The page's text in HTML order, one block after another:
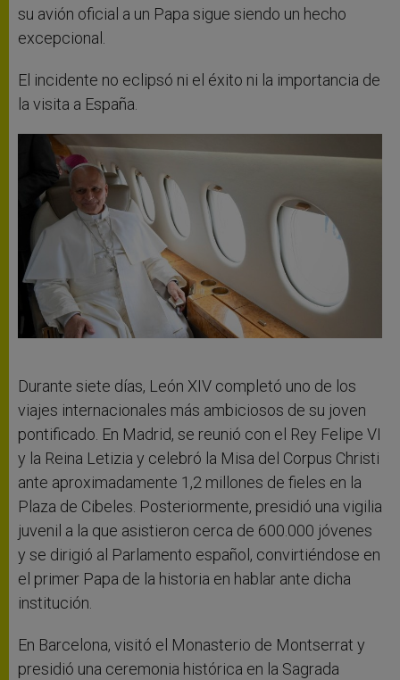
su avión oficial a un Papa sigue siendo un hecho
excepcional.
El incidente no eclipsó ni el éxito ni la importancia de
la visita a España.
Durante siete días, León XIV completó uno de los
viajes internacionales más ambiciosos de su joven
pontificado. En Madrid, se reunió con el Rey Felipe VI
y la Reina Letizia y celebró la Misa del Corpus Christi
ante aproximadamente 1,2 millones de fieles en la
Plaza de Cibeles. Posteriormente, presidió una vigilia
juvenil a la que asistieron cerca de 600.000 jóvenes
y se dirigió al Parlamento español, convirtiéndose en
el primer Papa de la historia en hablar ante dicha
institución.
En Barcelona, ​​visitó el Monasterio de Montserrat y
presidió una ceremonia histórica en la Sagrada